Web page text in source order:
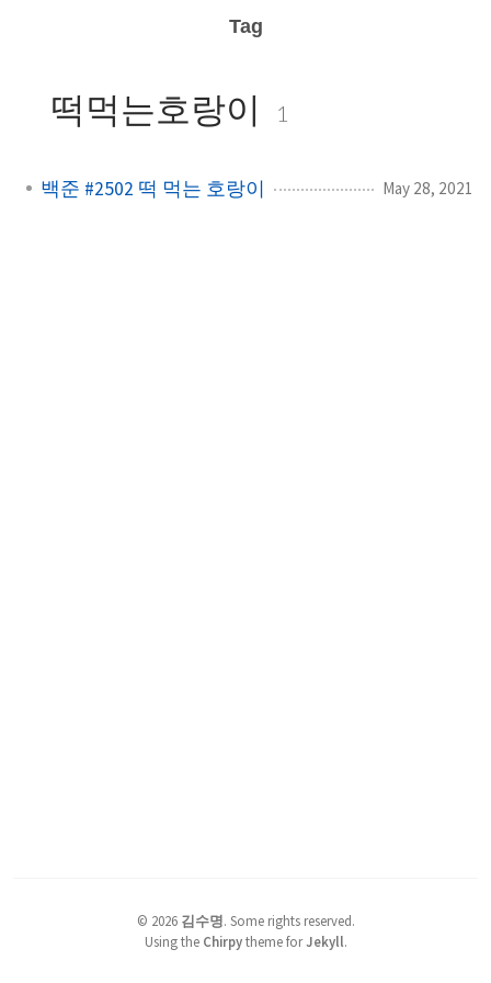
Tag
떡먹는호랑이 1
백준 #2502 떡 먹는 호랑이 May 28, 2021
© 2026 김수명. Some rights reserved.
Using the Chirpytheme forJekyll.